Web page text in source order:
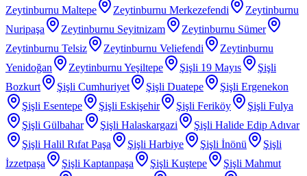
Zeytinburnu Maltepe
Zeytinburnu Merkezefendi
Zeytinburnu
Nuripaşa
Zeytinburnu Seyitnizam
Zeytinburnu Sümer
Zeytinburnu Telsiz
Zeytinburnu Veliefendi
Zeytinburnu
Yenidoğan
Zeytinburnu Yeşiltepe Şişli 19 Mayıs
Şişli
Bozkurt
Şişli Cumhuriyet Şişli Duatepe
Şişli Ergenekon
Şişli Esentepe
Şişli Eskişehir Şişli Feriköy
Şişli Fulya
Şişli Gülbahar
Şişli Halaskargazi
Şişli Halide Edip Adıvar
Şişli Halil Rıfat Paşa
Şişli Harbiye Şişli İnönü
Şişli
İzzetpaşa
Şişli Kaptanpaşa Şişli Kuştepe
Şişli Mahmut